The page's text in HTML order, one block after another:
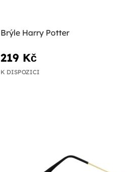
Brýle Harry Potter
219 Kč
K DISPOZICI